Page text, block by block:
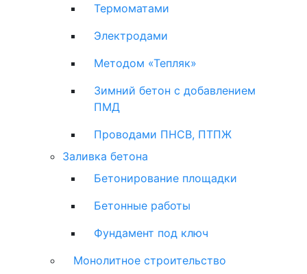
Термоматами
Электродами
Методом «Тепляк»
Зимний бетон с добавлением
ПМД
Проводами ПНСВ, ПТПЖ
Заливка бетона
Бетонирование площадки
Бетонные работы
Фундамент под ключ
Монолитное строительство